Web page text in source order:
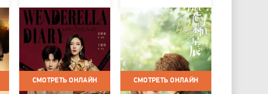
Дневник
Вэньдереллы
Китай / 2023 / Сериалы /
Мелодрама
СМОТРЕТЬ ОНЛАЙН
Ты - моя вечная
Китай / 2023 / Сериалы /
Драма / Мелодрама
СМОТРЕТЬ ОНЛАЙН